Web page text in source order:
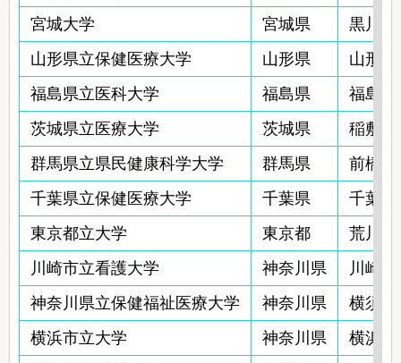
宮城大学
宮城県
黒川
山形県立保健医療大学
山形県
山形
福島県立医科大学
福島県
福島
茨城県立医療大学
茨城県
稲敷
群馬県立県民健康科学大学
群馬県
前橋
千葉県立保健医療大学
千葉県
千葉
東京都立大学
東京都
荒川
川崎市立看護大学
神奈川県
川崎
神奈川県立保健福祉医療大学
神奈川県
横須
横浜市立大学
神奈川県
横浜